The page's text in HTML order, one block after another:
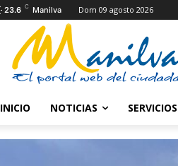
23.6 C Manilva Dom 09 agosto 2026
INICIO NOTICIAS SERVICIOS